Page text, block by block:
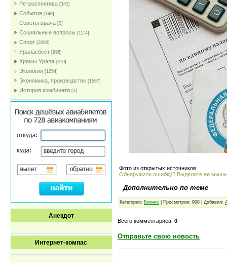
Ретроспектива [342]
События [148]
Советы врача [0]
Социальные вопросы [1114]
Спорт [2693]
Ураласбест [998]
Храмы Урала [310]
Экология [1254]
Экономика, производство [1567]
История комбината [3]
Анекдот
Интернет-компас
Фото из открытых источников
Обнаружили ошибку? Выделите ее
Дополнительно по теме
Категория: Бизнес | Просмотров: 908 | Добавил:
Всего комментариев: 0
Отправьте свою новость